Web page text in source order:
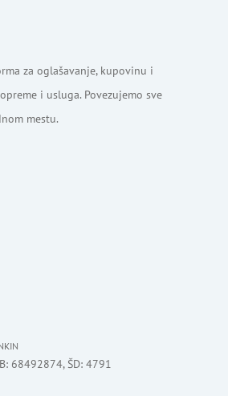
za oglašavanje, kupovinu i
i usluga. Povezujemo sve
mestu.
68492874, ŠD: 4791